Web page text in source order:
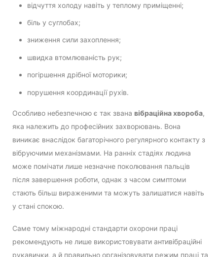
відчуття холоду навіть у теплому приміщенні;
біль у суглобах;
зниження сили захоплення;
швидка втомлюваність рук;
погіршення дрібної моторики;
порушення координації рухів.
Особливо небезпечною є так звана вібраційна хвороба,
яка належить до професійних захворювань. Вона
виникає внаслідок багаторічного регулярного контакту з
вібруючими механізмами. На ранніх стадіях людина
може помічати лише незначне поколювання пальців
після завершення роботи, однак з часом симптоми
стають більш вираженими та можуть залишатися навіть
у стані спокою.
Саме тому міжнародні стандарти охорони праці
рекомендують не лише використовувати антивібраційні
рукавички, а й правильно організовувати режим праці та